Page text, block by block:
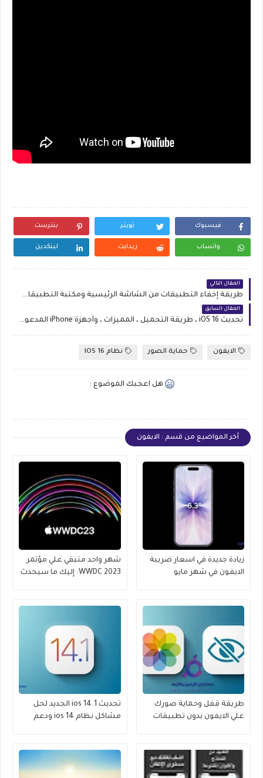
فيسبوك تويتر بنترست
واتساب ريدايت لينكدين
المقال التالي
طريقة إخفاء التطبيقات من الشاشة الرئيسية ومكتبة التطبيقات في الايفون 2023
المقال السابق
تحديث iOS 16 ، طريقة التحميل ، المميزات ، وأجهزة iPhone المدعومة
الايفون حماية الصور نظام IOS 16
هل اعجبك الموضوع :
أخر المواضيع من قسم : الايفون
زيادة جديدة في اسعار ضريبة
الايفون في شهر مايو
شهر واحد متبقي علي مؤتمر
WWDC 2023: إليك ما سيحدث
طريقة قفل وحماية صورك
علي الايفون بدون تطبيقات
تحديث ios 14.1 الجديد لحل
مشاكل نظام ios 14 ودعم